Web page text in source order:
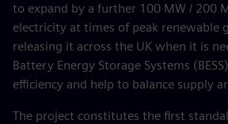
to expand by a further 100 MW / 200
electricity at times of peak renewable
releasing it across the UK when it is
Battery Energy Storage Systems
efficiency and help to balance supply
The project constitutes the first